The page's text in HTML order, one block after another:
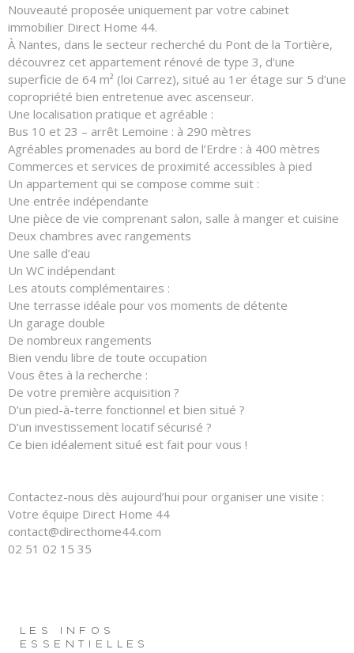
Nouveauté proposée uniquement par votre cabinet
immobilier Direct Home 44.
À Nantes, dans le secteur recherché du Pont de la Tortière,
découvrez cet appartement rénové de type 3, d'une
superficie de 64 m² (loi Carrez), situé au 1er étage sur 5 d’une
copropriété bien entretenue avec ascenseur.
Une localisation pratique et agréable :
Bus 10 et 23 – arrêt Lemoine : à 290 mètres
Agréables promenades au bord de l’Erdre : à 400 mètres
Commerces et services de proximité accessibles à pied
Un appartement qui se compose comme suit :
Une entrée indépendante
Une pièce de vie comprenant salon, salle à manger et cuisine
Deux chambres avec rangements
Une salle d’eau
Un WC indépendant
Les atouts complémentaires :
Une terrasse idéale pour vos moments de détente
Un garage double
De nombreux rangements
Bien vendu libre de toute occupation
Vous êtes à la recherche :
De votre première acquisition ?
D’un pied-à-terre fonctionnel et bien situé ?
D’un investissement locatif sécurisé ?
Ce bien idéalement situé est fait pour vous !
Contactez-nous dès aujourd’hui pour organiser une visite :
Votre équipe Direct Home 44
contact@directhome44.com
02 51 02 15 35
LES INFOS
ESSENTIELLES